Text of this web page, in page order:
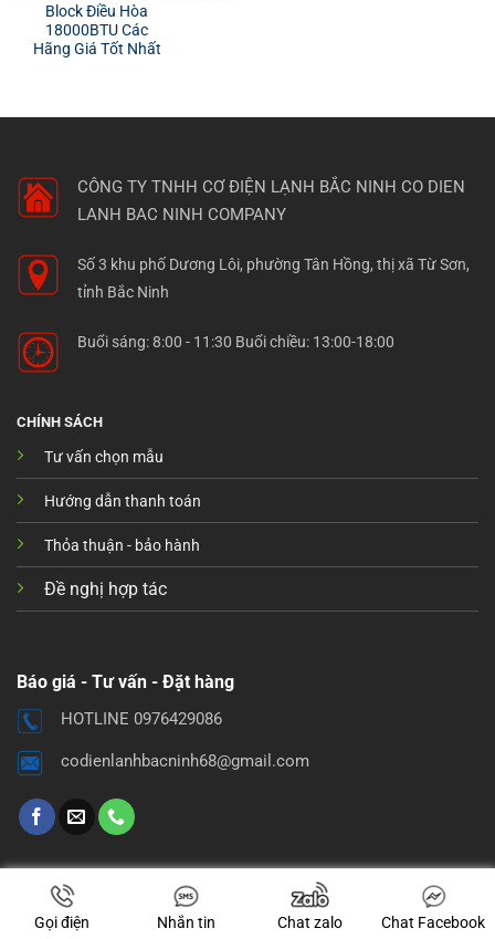
Block Điều Hòa
18000BTU Các
Hãng Giá Tốt Nhất
CÔNG TY TNHH CƠ ĐIỆN LẠNH BẮC NINH CO DIEN
LANH BAC NINH COMPANY
Số 3 khu phố Dương Lôi, phường Tân Hồng, thị xã Từ Sơn,
tỉnh Bắc Ninh
Buổi sáng: 8:00 - 11:30 Buổi chiều: 13:00-18:00
CHÍNH SÁCH
Tư vấn chọn mẫu
Hướng dẫn thanh toán
Thỏa thuận - bảo hành
Đề nghị hợp tác
Báo giá - Tư vấn - Đặt hàng
HOTLINE 0976429086
codienlanhbacninh68@gmail.com
Gọi điện Nhắn tin Chat zalo Chat Facebook